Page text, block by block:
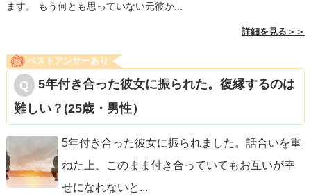
ます。 もう何とも思っていない元彼か...
詳細を見る＞＞
ベストアンサーあり
5年付き合った彼女に振られた。復縁するのは
難しい？(25歳・男性）
5年付き合った彼女に振られました。話合いを重
ねた上、このまま付き合っていてもお互いが幸
せになれないと ...